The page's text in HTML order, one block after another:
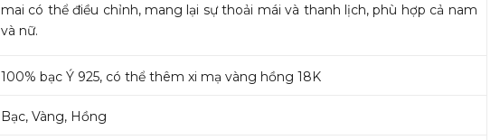
mai có thể điều chỉnh, mang lại sự thoải mái và thanh lịch, phù hợp cả nam
và nữ.
100% bạc Ý 925, có thể thêm xi mạ vàng hồng 18K
Bạc, Vàng, Hồng